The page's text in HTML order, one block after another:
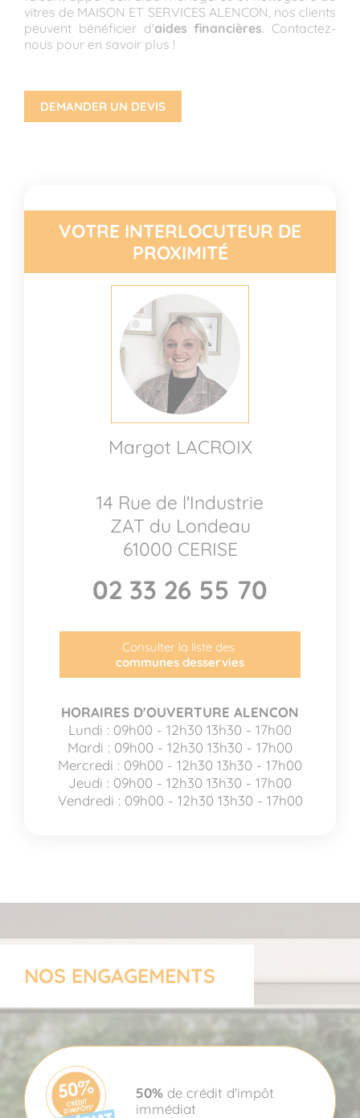
vitres de MAISON ET SERVICES ALENCON, nos clients
peuvent bénéficier d'aides financières. Contactez-
nous pour en savoir plus !
DEMANDER UN DEVIS
VOTRE INTERLOCUTEUR DE
PROXIMITÉ
Margot LACROIX
14 Rue de l'Industrie
ZAT du Londeau
61000 CERISE
02 33 26 55 70
Consulter la liste des
communes desservies
HORAIRES D'OUVERTURE ALENCON
Lundi : 09h00 - 12h30 13h30 - 17h00
Mardi : 09h00 - 12h30 13h30 - 17h00
Mercredi : 09h00 - 12h30 13h30 - 17h00
Jeudi : 09h00 - 12h30 13h30 - 17h00
Vendredi : 09h00 - 12h30 13h30 - 17h00
NOS ENGAGEMENTS
50% de crédit d'impôt
immédiat